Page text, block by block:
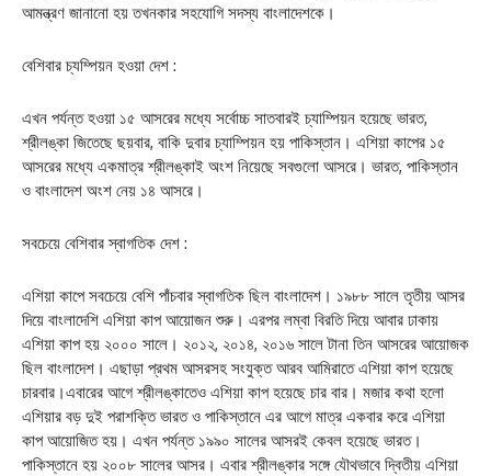
আমন্ত্রণ জানানো হয় তখনকার সহযোগি সদস্য বাংলাদেশকে।
বেশিবার চ্যম্পিয়ন হওয়া দেশ :
এখন পর্যন্ত হওয়া ১৫ আসরের মধ্যে সর্বোচ্চ সাতবারই চ্যাম্পিয়ন হয়েছে ভারত,
শ্রীলঙ্কা জিতেছে ছয়বার, বাকি দুবার চ্যাম্পিয়ন হয় পাকিস্তান। এশিয়া কাপের ১৫
আসরের মধ্যে একমাত্র শ্রীলঙ্কাই অংশ নিয়েছে সবগুলো আসরে। ভারত, পাকিস্তান
ও বাংলাদেশ অংশ নেয় ১৪ আসরে।
সবচেয়ে বেশিবার স্বাগতিক দেশ :
এশিয়া কাপে সবচেয়ে বেশি পাঁচবার স্বাগতিক ছিল বাংলাদেশ। ১৯৮৮ সালে তৃতীয় আসর
দিয়ে বাংলাদেশি এশিয়া কাপ আয়োজন শুরু। এরপর লম্বা বিরতি দিয়ে আবার ঢাকায়
এশিয়া কাপ হয় ২০০০ সালে। ২০১২, ২০১৪, ২০১৬ সালে টানা তিন আসরের আয়োজক
ছিল বাংলাদেশ। এছাড়া প্রথম আসরসহ সংযুক্ত আরব আমিরাতে এশিয়া কাপ হয়েছে
চারবার।এবারের আগে শ্রীলঙ্কাতেও এশিয়া কাপ হয়েছে চার বার। মজার কথা হলো
এশিয়ার বড় দুই পরাশক্তি ভারত ও পাকিস্তানে এর আগে মাত্র একবার করে এশিয়া
কাপ আয়োজিত হয়। এখন পর্যন্ত ১৯৯০ সালের আসরই কেবল হয়েছে ভারত।
পাকিস্তানে হয় ২০০৮ সালের আসর। এবার শ্রীলঙ্কার সঙ্গে যৌথভাবে দ্বিতীয় এশিয়া